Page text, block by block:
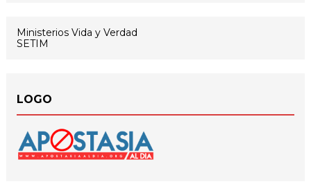
Ministerios Vida y Verdad
SETIM
LOGO